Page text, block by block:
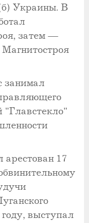
Украины. В
затем —
занимал
"Главстекло"
17
выступал